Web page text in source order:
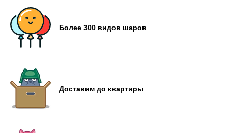
Более 300 видов шаров
Доставим до квартиры